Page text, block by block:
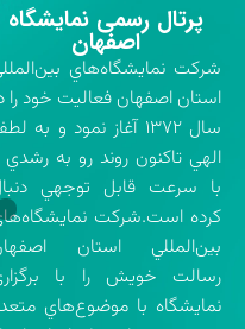
پرتال رسمی نمایشگاه
اصفهان
شركت نمايشگاه‌هاي
استان اصفهان فعاليت خود را
سال ۱۳۷۲ آغاز نمود و به
الهي تاكنون روند رو به رشدي
با سرعت قابل توجهي
كرده است.شركت
بين‌المللي استان
رسالت خويش را با
نمايشگاه با موضوع‌هاي